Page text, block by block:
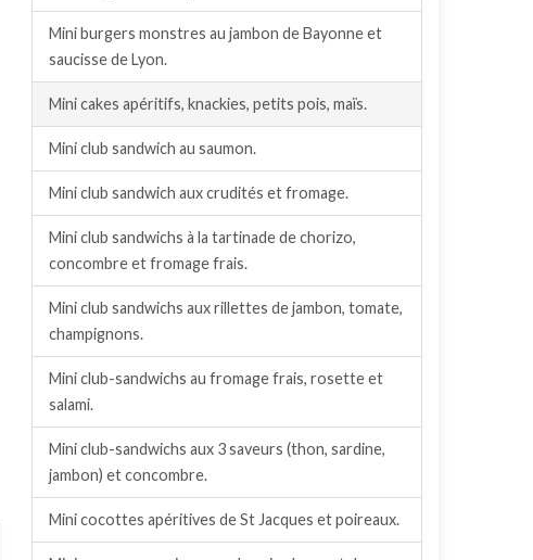
Mini burgers monstres au jambon de Bayonne et
saucisse de Lyon.
Mini cakes apéritifs, knackies, petits pois, maïs.
Mini club sandwich au saumon.
Mini club sandwich aux crudités et fromage.
Mini club sandwichs à la tartinade de chorizo,
concombre et fromage frais.
Mini club sandwichs aux rillettes de jambon, tomate,
champignons.
Mini club-sandwichs au fromage frais, rosette et
salami.
Mini club-sandwichs aux 3 saveurs (thon, sardine,
jambon) et concombre.
Mini cocottes apéritives de St Jacques et poireaux.